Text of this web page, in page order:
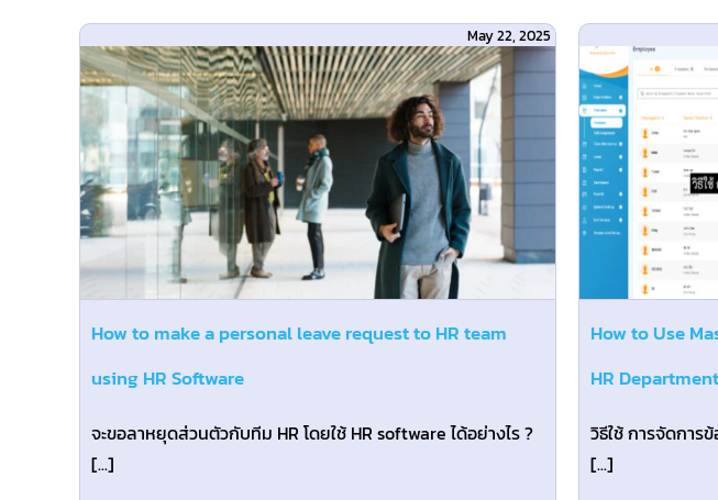
How to make a personal leave request to HR team
using HR Software
May 22, 2025
จะขอลาหยุดส่วนตัวกับทีม HR โดยใช้ HR software ได้อย่างไร ?
[...]
How to Use Master Data
Management to Customize HR
Departments & Shifts
Blog@TH
How to Use
HR
วิธีใช้ การจัดการ
[...]